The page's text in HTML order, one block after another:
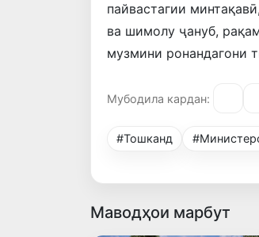
пайвастагии
ва шимолу ҷануб,
музмини ронандагони
Мубодила кардан:
#Тошканд
Маводҳои марбут